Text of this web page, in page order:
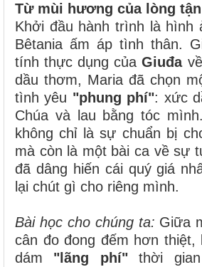
Từ mùi hương của lòng
Khởi đầu hành trình là hình
Bêtania ấm áp tình thân.
tính thực dụng củaGiuđavề
dầu thơm, Maria đã chọn
tình yêu "phung phí": xức
Chúa và lau bằng tóc
không chỉ là sự chuẩn bị
mà còn là một bài ca về sự
đã dâng hiến cái quý giá
lại chút gì cho riêng mình.
Bài học cho chúng ta: Giữa
cân đo đong đếm hơn thiệt,
dám "lãng phí"thời gian